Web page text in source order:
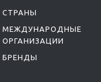
СТРАНЫ
МЕЖДУНАРОДНЫЕ
ОРГАНИЗАЦИИ
БРЕНДЫ